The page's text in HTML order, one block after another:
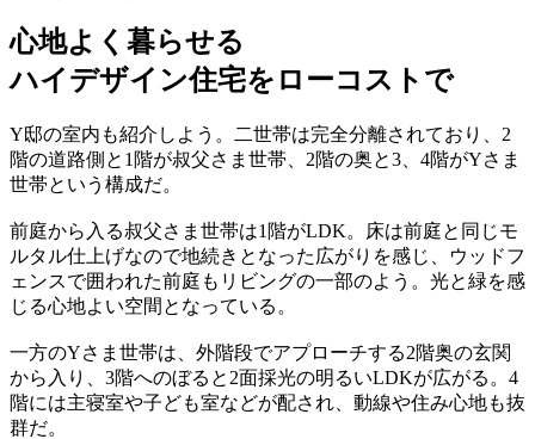
心地よく暮らせる
ハイデザイン住宅をローコストで
Y邸の室内も紹介しよう。二世帯は完全分離されており、2
階の道路側と1階が叔父さま世帯、2階の奥と3、4階がYさま
世帯という構成だ。
前庭から入る叔父さま世帯は1階がLDK。床は前庭と同じモ
ルタル仕上げなので地続きとなった広がりを感じ、ウッドフ
ェンスで囲われた前庭もリビングの一部のよう。光と緑を感
じる心地よい空間となっている。
一方のYさま世帯は、外階段でアプローチする2階奥の玄関
から入り、3階へのぼると2面採光の明るいLDKが広がる。4
階には主寝室や子ども室などが配され、動線や住み心地も抜
群だ。